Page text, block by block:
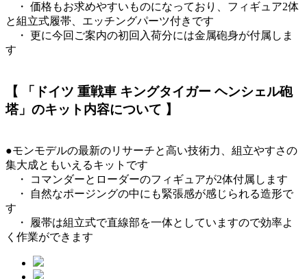
・ 価格もお求めやすいものになっており、フィギュア2体
と組立式履帯、エッチングパーツ付きです
・ 更に今回ご案内の初回入荷分には金属砲身が付属しま
す
【 「ドイツ 重戦車 キングタイガー ヘンシェル砲
塔」のキット内容について 】
●モンモデルの最新のリサーチと高い技術力、組立やすさの
集大成ともいえるキットです
・ コマンダーとローダーのフィギュアが2体付属します
・ 自然なポージングの中にも緊張感が感じられる造形で
す
・ 履帯は組立式で直線部を一体としていますので効率よ
く作業ができます